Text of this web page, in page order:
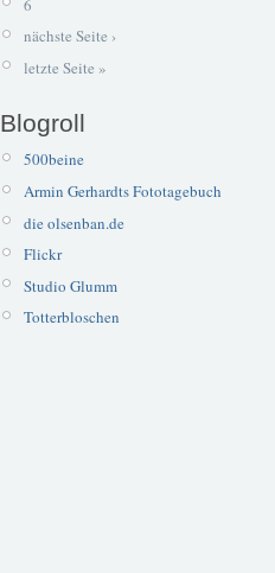
6
nächste Seite ›
letzte Seite »
Blogroll
500beine
Armin Gerhardts Fototagebuch
die olsenban.de
Flickr
Studio Glumm
Totterbloschen